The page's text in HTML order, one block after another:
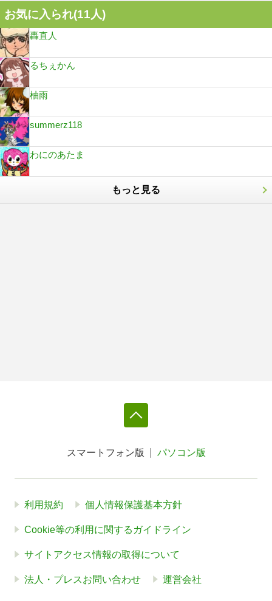
お気に入られ(11人)
轟直人
るちぇかん
柚雨
summerz118
わにのあたま
もっと見る
スマートフォン版 パソコン版
利用規約 個人情報保護基本方針
Cookie等の利用に関するガイドライン
サイトアクセス情報の取得について
法人・プレスお問い合わせ 運営会社